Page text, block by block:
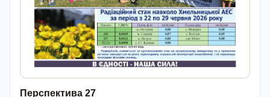
Перспектива 27